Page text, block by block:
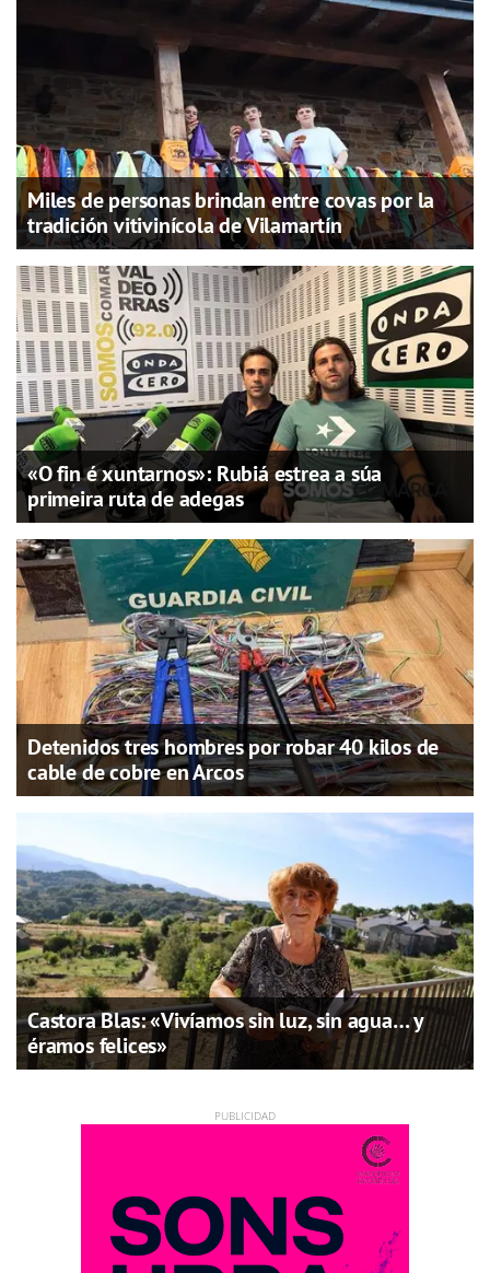
Miles de personas brindan entre covas por la
tradición vitivinícola de Vilamartín
«O fin é xuntarnos»: Rubiá estrea a súa
primeira ruta de adegas
Detenidos tres hombres por robar 40 kilos de
cable de cobre en Arcos
Castora Blas: «Vivíamos sin luz, sin agua… y
éramos felices»